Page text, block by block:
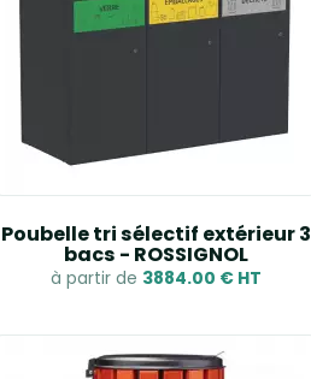
Poubelle tri sélectif extérieur 3
bacs - ROSSIGNOL
à partir de 3884.00 € HT